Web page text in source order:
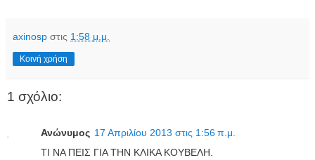
axinosp στις 1:58 μ.μ.
Κοινή χρήση
1 σχόλιο:
Ανώνυμος 17 Απριλίου 2013 στις 1:56 π.μ.
ΤΙ ΝΑ ΠΕΙΣ ΓΙΑ ΤΗΝ ΚΛΙΚΑ ΚΟΥΒΕΛΗ.